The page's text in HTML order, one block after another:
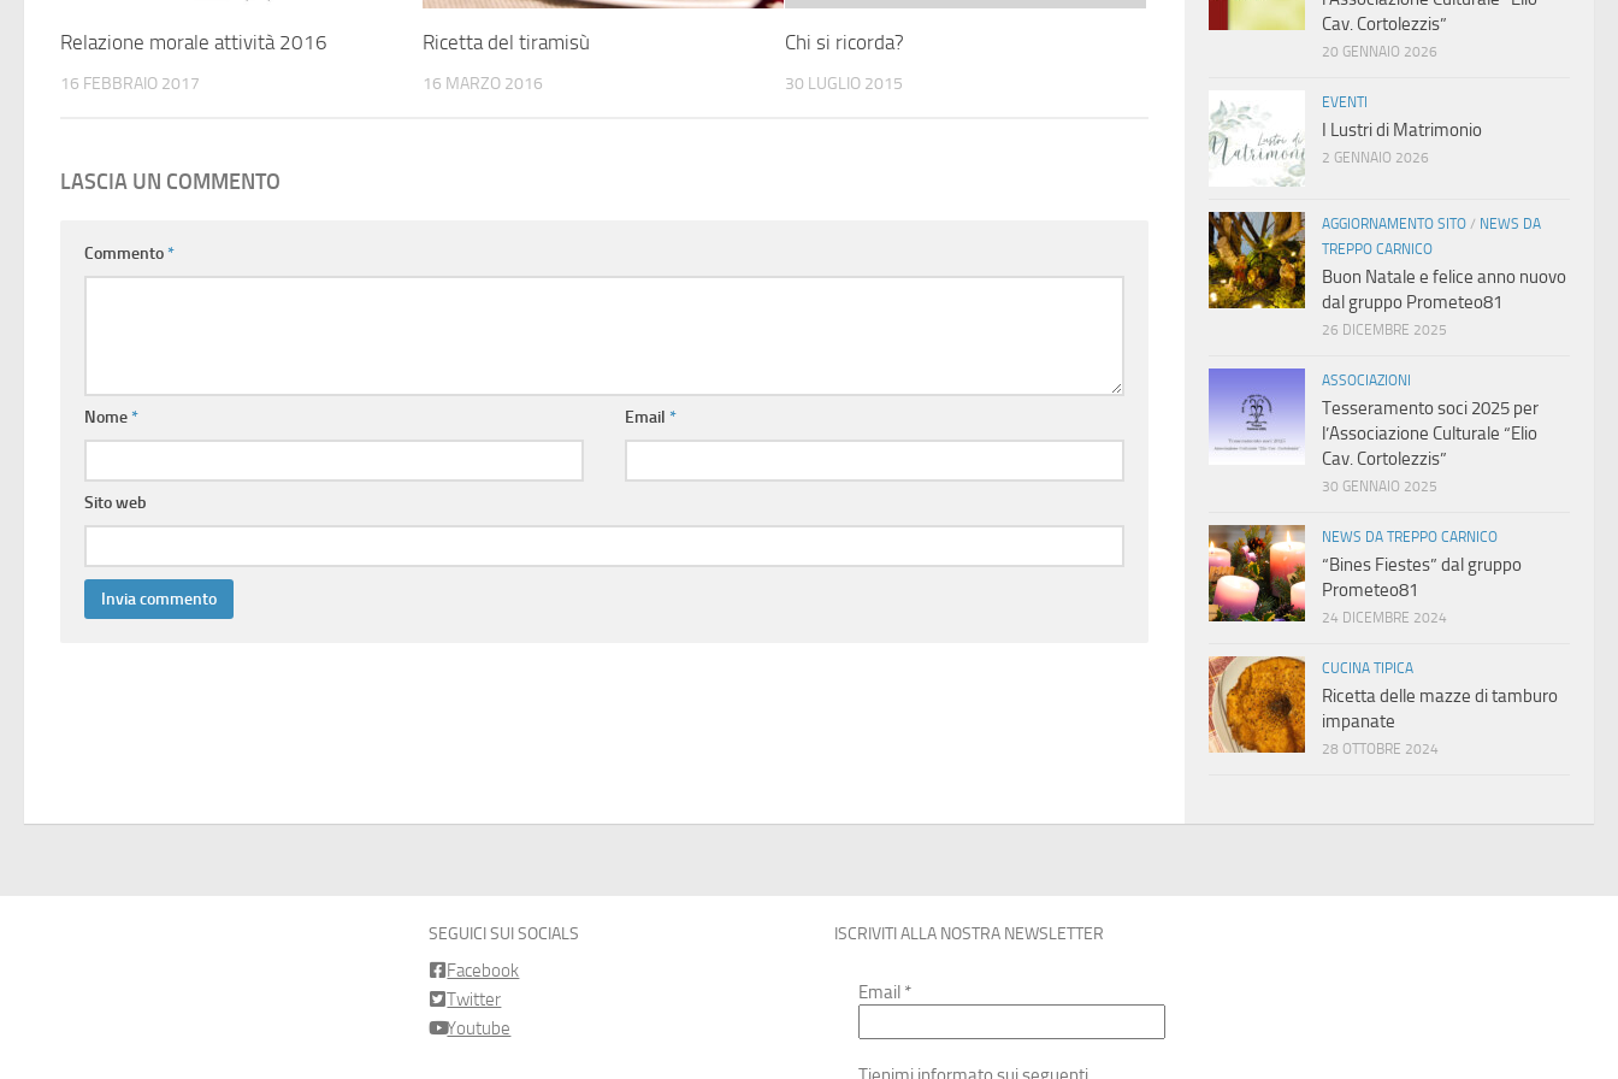
Relazione morale attività 2016
16 FEBBRAIO 2017
Ricetta del tiramisù
16 MARZO 2016
Chi si ricorda?
30 LUGLIO 2015
LASCIA UN COMMENTO
Commento*
Nome* Email*
Sito web
Cav. Cortolezzis”
20 GENNAIO 2026
EVENTI
I Lustri di Matrimonio
2 GENNAIO 2026
AGGIORNAMENTO SITO / NEWS DA
TREPPO CARNICO
Buon Natale e felice anno nuovo
dal gruppo Prometeo81
26 DICEMBRE 2025
ASSOCIAZIONI
Tesseramento soci 2025 per
l’Associazione Culturale “Elio
Cav. Cortolezzis”
30 GENNAIO 2025
NEWS DA TREPPO CARNICO
“Bines Fiestes” dal gruppo
Prometeo81
24 DICEMBRE 2024
CUCINA TIPICA
Ricetta delle mazze di tamburo
impanate
28 OTTOBRE 2024
SEGUICI SUI SOCIALS
Facebook
Twitter
Youtube
ISCRIVITI ALLA NOSTRA NEWSLETTER
Email *